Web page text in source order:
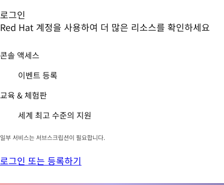
로그인
Red Hat 계정을 사용하여 더 많은 리소스를 확인하세요
콘솔 액세스
이벤트 등록
교육 & 체험판
세계 최고 수준의 지원
일부 서비스는 서브스크립션이 필요합니다.
로그인 또는 등록하기